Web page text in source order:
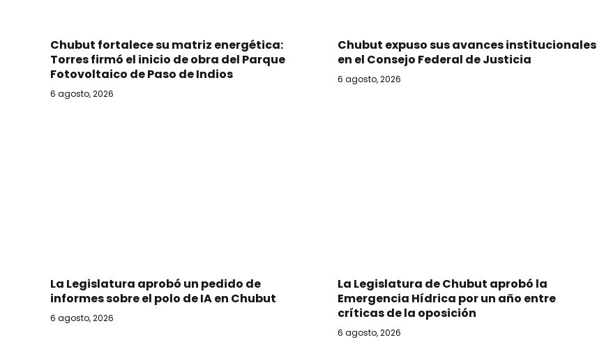
Chubut fortalece su matriz energética:
Torres firmó el inicio de obra del Parque
Fotovoltaico de Paso de Indios
6 agosto, 2026
Chubut expuso sus avances institucionales
en el Consejo Federal de Justicia
6 agosto, 2026
La Legislatura aprobó un pedido de
informes sobre el polo de IA en Chubut
6 agosto, 2026
La Legislatura de Chubut aprobó la
Emergencia Hídrica por un año entre
críticas de la oposición
6 agosto, 2026